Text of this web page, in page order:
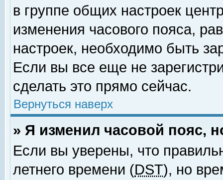
в группе общих настроек
изменения часового пояса,
настроек, необходимо быть
Если вы все еще не
сделать это прямо сейчас.
Вернуться наверх
» Я изменил часовой пояс,
Если вы уверены, что
летнего времени (DST), но